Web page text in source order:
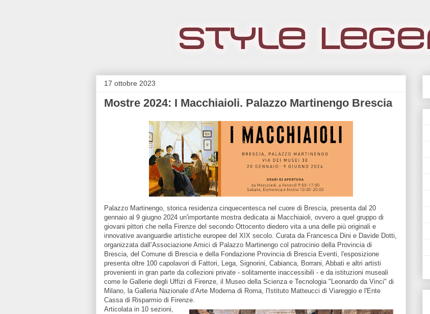
17 ottobre 2023
Mostre 2024: I Macchiaioli. Palazzo Martinengo Brescia
Palazzo Martinengo, storica residenza cinquecentesca nel cuore di Brescia, presenta dal 20
gennaio al 9 giugno 2024 un'importante mostra dedicata ai Macchiaioli, ovvero a quel gruppo di
giovani pittori che nella Firenze del secondo Ottocento diedero vita a una delle più originali e
innovative avanguardie artistiche europee del XIX secolo. Curata da Francesca Dini e Davide Dotti,
organizzata dall’Associazione Amici di Palazzo Martinengo col patrocinio della Provincia di
Brescia, del Comune di Brescia e della Fondazione Provincia di Brescia Eventi, l'esposizione
presenta oltre 100 capolavori di Fattori, Lega, Signorini, Cabianca, Borrani, Abbati e altri artisti
provenienti in gran parte da collezioni private - solitamente inaccessibili - e da istituzioni museali
come le Gallerie degli Uffizi di Firenze, il Museo della Scienza e Tecnologia "Leonardo da Vinci" di
Milano, la Galleria Nazionale d’Arte Moderna di Roma, l'Istituto Matteucci di Viareggio e l'Ente
Cassa di Risparmio di Firenze.
Articolata in 10 sezioni,